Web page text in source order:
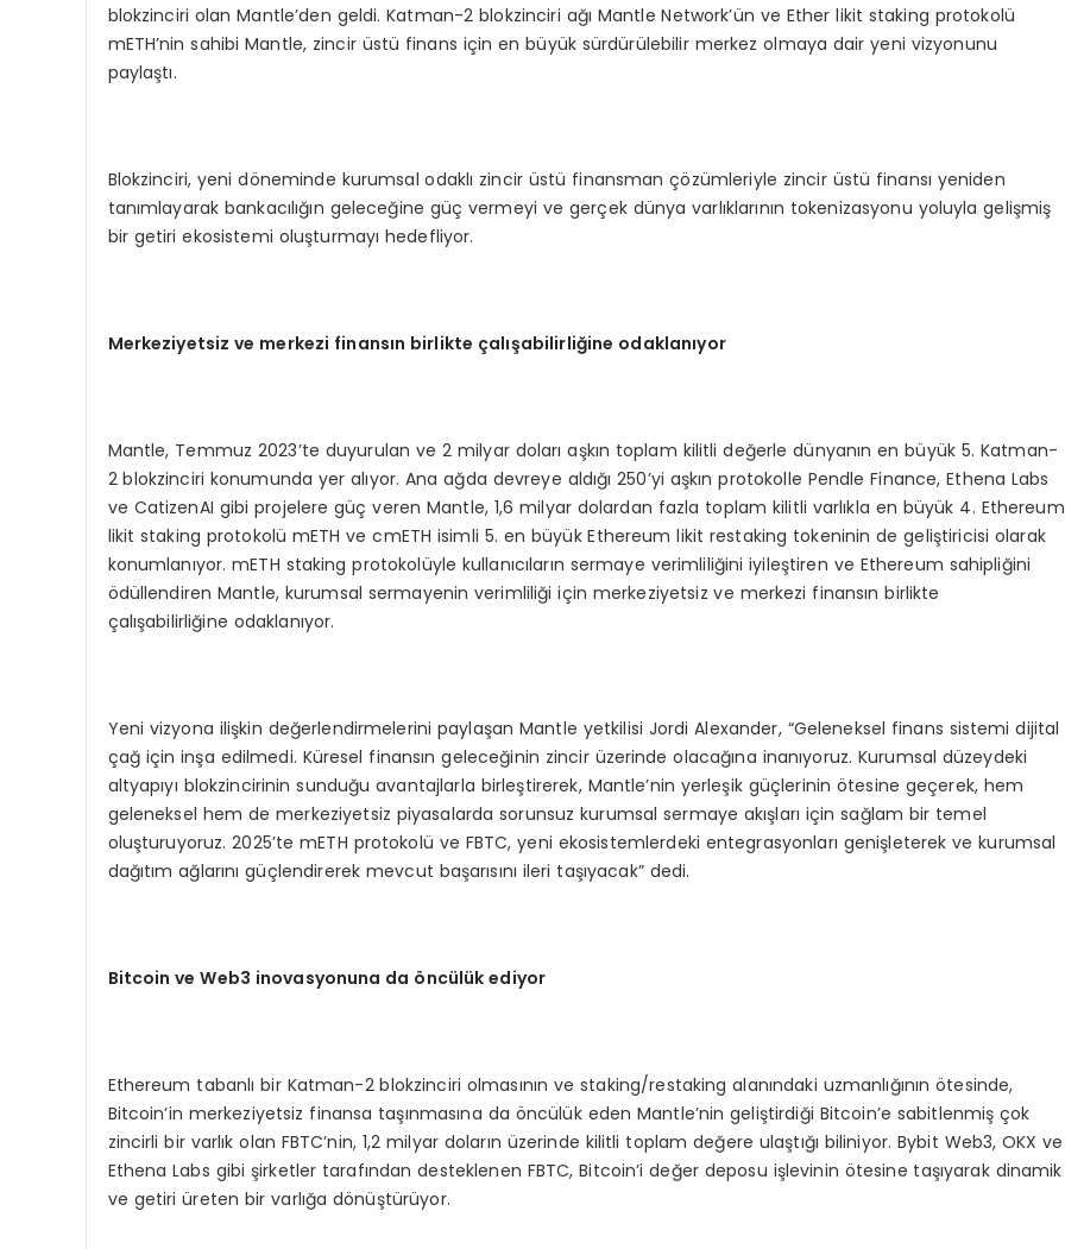
blokzinciri olan Mantle’den geldi. Katman-2 blokzinciri ağı Mantle Network’ün ve Ether likit staking protokolü
mETH’nin sahibi Mantle, zincir üstü finans için en büyük sürdürülebilir merkez olmaya dair yeni vizyonunu
paylaştı.
Blokzinciri, yeni döneminde kurumsal odaklı zincir üstü finansman çözümleriyle zincir üstü finansı yeniden
tanımlayarak bankacılığın geleceğine güç vermeyi ve gerçek dünya varlıklarının tokenizasyonu yoluyla gelişmiş
bir getiri ekosistemi oluşturmayı hedefliyor.
Merkeziyetsiz ve merkezi finansın birlikte çalışabilirliğine odaklanıyor
Mantle, Temmuz 2023’te duyurulan ve 2 milyar doları aşkın toplam kilitli değerle dünyanın en büyük 5. Katman-
2 blokzinciri konumunda yer alıyor. Ana ağda devreye aldığı 250’yi aşkın protokolle Pendle Finance, Ethena Labs
ve CatizenAI gibi projelere güç veren Mantle, 1,6 milyar dolardan fazla toplam kilitli varlıkla en büyük 4. Ethereum
likit staking protokolü mETH ve cmETH isimli 5. en büyük Ethereum likit restaking tokeninin de geliştiricisi olarak
konumlanıyor. mETH staking protokolüyle kullanıcıların sermaye verimliliğini iyileştiren ve Ethereum sahipliğini
ödüllendiren Mantle, kurumsal sermayenin verimliliği için merkeziyetsiz ve merkezi finansın birlikte
çalışabilirliğine odaklanıyor.
Yeni vizyona ilişkin değerlendirmelerini paylaşan Mantle yetkilisi Jordi Alexander, “Geleneksel finans sistemi dijital
çağ için inşa edilmedi. Küresel finansın geleceğinin zincir üzerinde olacağına inanıyoruz. Kurumsal düzeydeki
altyapıyı blokzincirinin sunduğu avantajlarla birleştirerek, Mantle’nin yerleşik güçlerinin ötesine geçerek, hem
geleneksel hem de merkeziyetsiz piyasalarda sorunsuz kurumsal sermaye akışları için sağlam bir temel
oluşturuyoruz. 2025’te mETH protokolü ve FBTC, yeni ekosistemlerdeki entegrasyonları genişleterek ve kurumsal
dağıtım ağlarını güçlendirerek mevcut başarısını ileri taşıyacak” dedi.
Bitcoin ve Web3 inovasyonuna da öncülük ediyor
Ethereum tabanlı bir Katman-2 blokzinciri olmasının ve staking/restaking alanındaki uzmanlığının ötesinde,
Bitcoin’in merkeziyetsiz finansa taşınmasına da öncülük eden Mantle’nin geliştirdiği Bitcoin’e sabitlenmiş çok
zincirli bir varlık olan FBTC’nin, 1,2 milyar doların üzerinde kilitli toplam değere ulaştığı biliniyor. Bybit Web3, OKX ve
Ethena Labs gibi şirketler tarafından desteklenen FBTC, Bitcoin’i değer deposu işlevinin ötesine taşıyarak dinamik
ve getiri üreten bir varlığa dönüştürüyor.